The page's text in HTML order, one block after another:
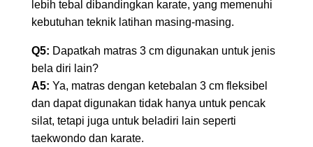
lebih tebal dibandingkan karate, yang memenuhi
kebutuhan teknik latihan masing-masing.
Q5: Dapatkah matras 3 cm digunakan untuk jenis
bela diri lain?
A5: Ya, matras dengan ketebalan 3 cm fleksibel
dan dapat digunakan tidak hanya untuk pencak
silat, tetapi juga untuk beladiri lain seperti
taekwondo dan karate.